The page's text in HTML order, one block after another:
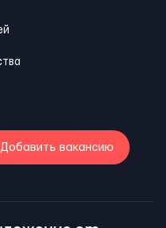
Добавить вакансию